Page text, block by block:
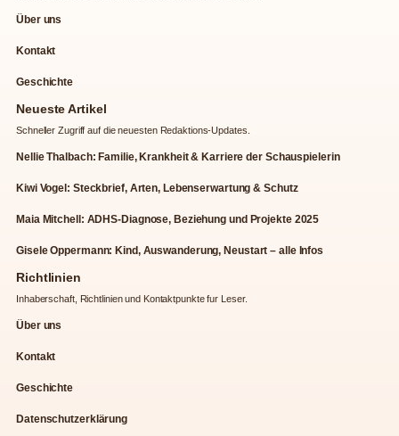
Über uns
Kontakt
Geschichte
Neueste Artikel
Schneller Zugriff auf die neuesten Redaktions-Updates.
Nellie Thalbach: Familie, Krankheit & Karriere der Schauspielerin
Kiwi Vogel: Steckbrief, Arten, Lebenserwartung & Schutz
Maia Mitchell: ADHS-Diagnose, Beziehung und Projekte 2025
Gisele Oppermann: Kind, Auswanderung, Neustart – alle Infos
Richtlinien
Inhaberschaft, Richtlinien und Kontaktpunkte fur Leser.
Über uns
Kontakt
Geschichte
Datenschutzerklärung